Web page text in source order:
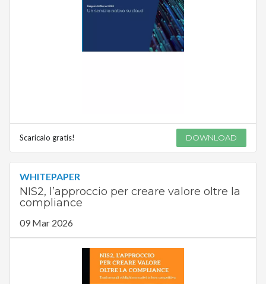
Scaricalo gratis! DOWNLOAD
WHITEPAPER
NIS2, l’approccio per creare valore oltre la
compliance
09 Mar 2026